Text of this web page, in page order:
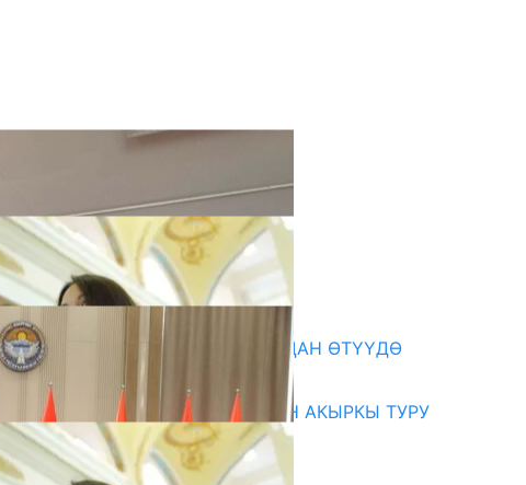
Акыркы жаңылыктар
199 ТРЕНЕР МУГАЛИМ ОКУУДАН ӨТҮҮДӨ
10.08.2026
ЖОЖДОРГО КАБЫЛ АЛУУНУН АКЫРКЫ ТУРУ
СТАРТ АЛДЫ
10.08.2026